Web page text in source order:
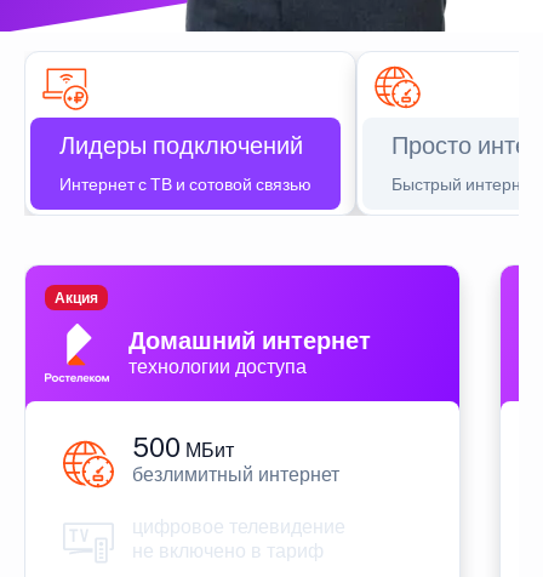
Лидеры подключений
Интернет с ТВ и сотовой связью
Просто
Быстрый интернет
Домашний интернет
технологии доступа
Акция
500 МБит
безлимитный интернет
цифровое телевидение
не включено в тариф